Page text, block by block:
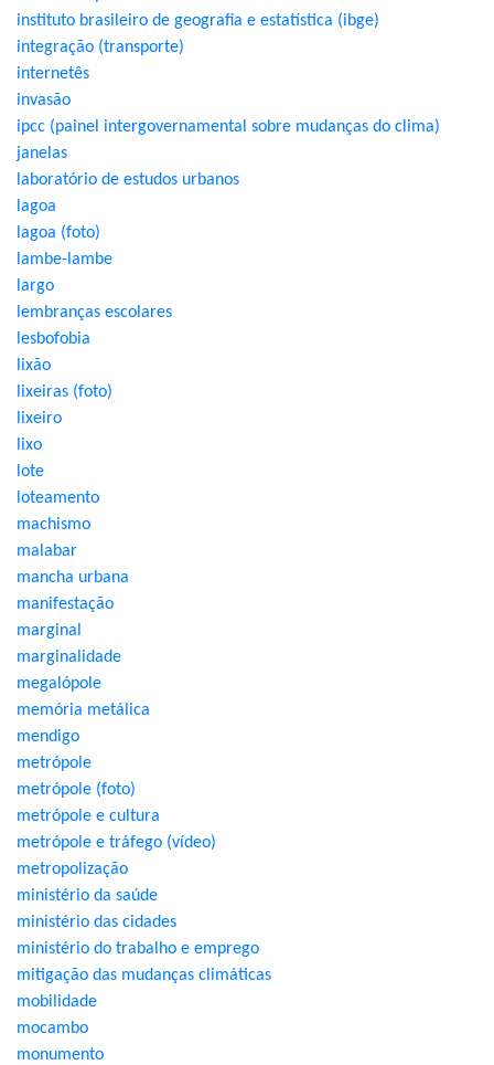
instituto brasileiro de geografia e estatística (ibge)
integração (transporte)
internetês
invasão
ipcc (painel intergovernamental sobre mudanças do clima)
janelas
laboratório de estudos urbanos
lagoa
lagoa (foto)
lambe-lambe
largo
lembranças escolares
lesbofobia
lixão
lixeiras (foto)
lixeiro
lixo
lote
loteamento
machismo
malabar
mancha urbana
manifestação
marginal
marginalidade
megalópole
memória metálica
mendigo
metrópole
metrópole (foto)
metrópole e cultura
metrópole e tráfego (vídeo)
metropolização
ministério da saúde
ministério das cidades
ministério do trabalho e emprego
mitigação das mudanças climáticas
mobilidade
mocambo
monumento